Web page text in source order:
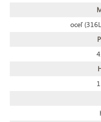
oceľ